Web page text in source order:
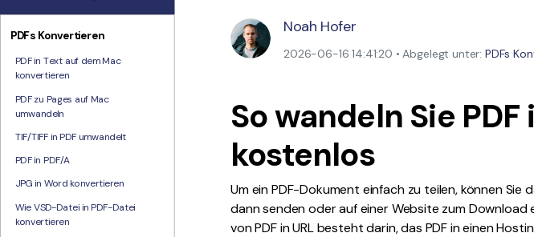
Noah Hofer
2026-06-16 14:41:20 • Abgelegt unter: PDFs
So wandeln Sie
kostenlos
Um ein PDF-Dokument einfach zu teilen, können Sie
dann senden oder auf einer Website zum
von PDF in URL besteht darin, das PDF in einen
PDFs Konvertieren
PDF in Text auf dem Mac
konvertieren
PDF zu Pages auf Mac
umwandeln
TIF/TIFF in PDF umwandelt
PDF in PDF/A
JPG in Word konvertieren
Wie VSD-Datei in PDF-Datei
konvertieren